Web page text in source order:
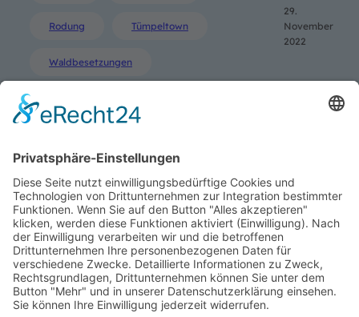
Rodung Tümpeltown
Waldbesetzungen
29.
November
2022
SUCHE
Search